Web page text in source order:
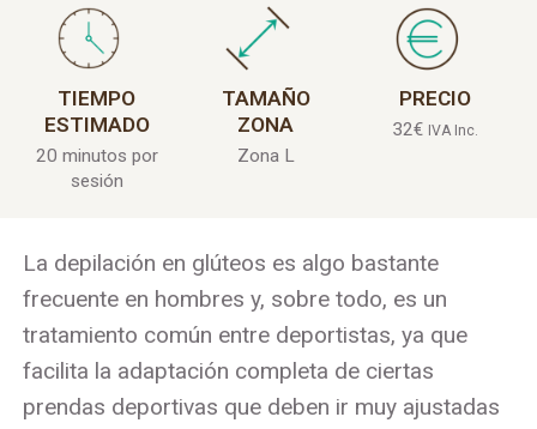
TIEMPO
ESTIMADO
20 minutos por
sesión
TAMAÑO
ZONA
Zona L
PRECIO
32€ IVA Inc.
La depilación en glúteos es algo bastante
frecuente en hombres y, sobre todo, es un
tratamiento común entre deportistas, ya que
facilita la adaptación completa de ciertas
prendas deportivas que deben ir muy ajustadas